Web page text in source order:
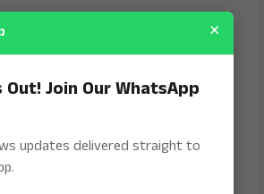
×
Join Our WhatsApp
updates delivered straight to